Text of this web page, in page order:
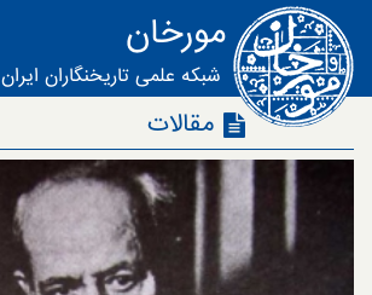
مورخان
شبکه علمی تاریخنگاران ایران
مقالات